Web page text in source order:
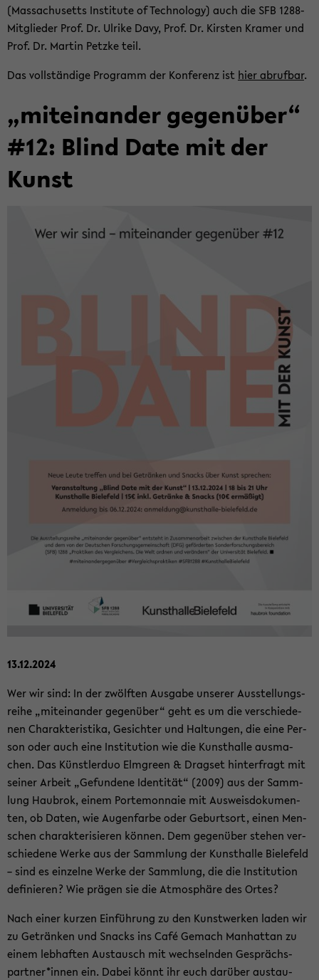
(Mas­sa­chu­setts In­sti­tu­te of Tech­no­lo­gy) auch die SFB 1288-​
Mitglieder Prof. Dr. Ul­ri­ke Davy, Prof. Dr. Kirs­ten Kra­mer und
Prof. Dr. Mar­tin Petz­ke teil.
Das voll­stän­di­ge Pro­gramm der Kon­fe­renz ist hier ab­ruf­bar.
„mit­ein­an­der ge­gen­über“
#12: Blind Date mit der
Kunst
13.12.2024
Wer wir sind: In der zwölf­ten Aus­ga­be un­se­rer Aus­stel­lungs­
rei­he „mit­ein­an­der ge­gen­über“ geht es um die ver­schie­de­
nen Cha­rak­te­ris­ti­ka, Ge­sich­ter und Hal­tun­gen, die eine Per­
son oder auch eine In­sti­tu­ti­on wie die Kunst­hal­le aus­ma­
chen. Das Künst­ler­duo Elm­green & Drags­et hin­ter­fragt mit
sei­ner Ar­beit „Ge­fun­de­ne Iden­ti­tät“ (2009) aus der Samm­
lung Hau­brok, einem Porte­mon­naie mit Aus­weis­do­ku­men­
ten, ob Daten, wie Au­gen­far­be oder Ge­burts­ort, einen Men­
schen cha­rak­te­ri­sie­ren kön­nen. Dem ge­gen­über ste­hen ver­
schie­de­ne Werke aus der Samm­lung der Kunst­hal­le Bie­le­feld
– sind es ein­zel­ne Werke der Samm­lung, die die In­sti­tu­ti­on
de­fi­nie­ren? Wie prä­gen sie die At­mo­sphä­re des Ortes?
Nach einer kur­zen Ein­füh­rung zu den Kunst­wer­ken laden wir
zu Ge­trän­ken und Snacks ins Café Ge­mach Man­hat­tan zu
einem leb­haf­ten Aus­tausch mit wech­seln­den Ge­sprächs­
part­ner*innen ein. Dabei könnt ihr euch dar­über aus­tau­